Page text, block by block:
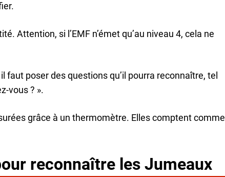
Attention, si l’EMF n’émet qu’au niveau 4, cela ne
faut poser des questions qu’il pourra reconnaître, tel
vous ? ».
grâce à un thermomètre. Elles comptent comme
reconnaître les Jumeaux